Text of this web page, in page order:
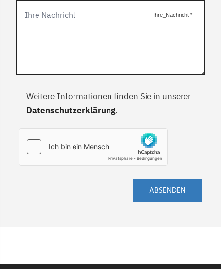
Ihre_Nachricht *
Weitere Informationen finden Sie in unserer
Datenschutzerklärung.
ABSENDEN